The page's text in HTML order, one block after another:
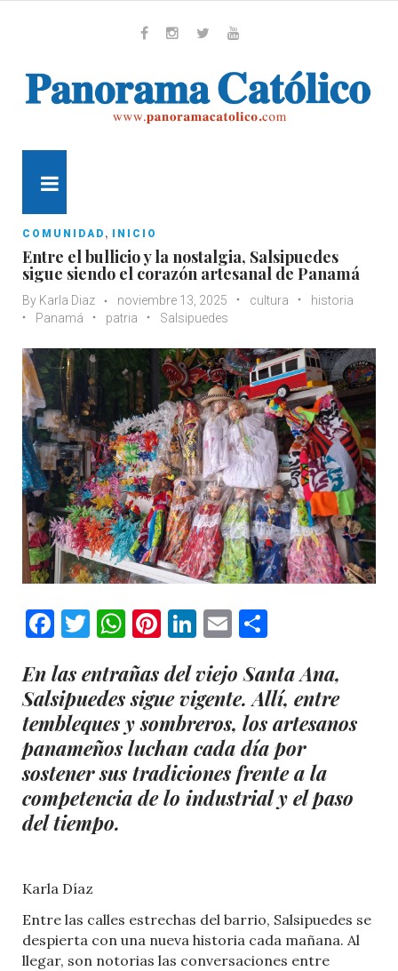
COMUNIDAD , INICIO
Entre el bullicio y la nostalgia, Salsipuedes
sigue siendo el corazón artesanal de Panamá
By Karla Diaz noviembre 13, 2025 cultura
historia
Panamá
patria Salsipuedes
Facebook
Twitter
WhatsApp
Pinterest
LinkedIn
Email
En las entrañas delviejo Santa Ana,
Salsipuedes sigue vigente. Allí, entre
tembleques y sombreros, los artesanos
panameños luchan cada día por
sostener sus tradiciones frente a la
competencia de lo industrial y el paso
del tiempo.
Karla Díaz
Entre las calles estrechas del barrio, Salsipuedes se
despierta con una nueva historia cada mañana. Al
llegar, son notorias las conversaciones entre